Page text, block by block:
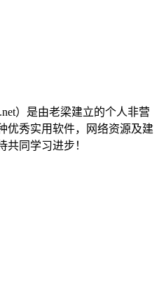
）是由老梁建立的个人非营
优秀实用软件，网络资源及建
共同学习进步！